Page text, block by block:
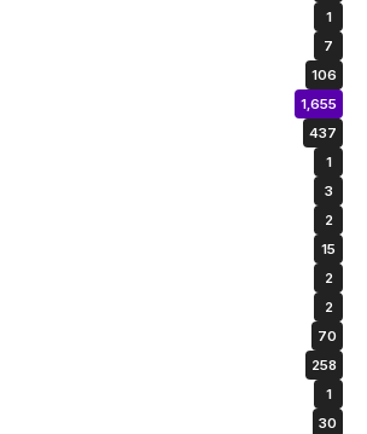
1
7
106
1,655
437
1
3
2
15
2
2
70
258
1
30